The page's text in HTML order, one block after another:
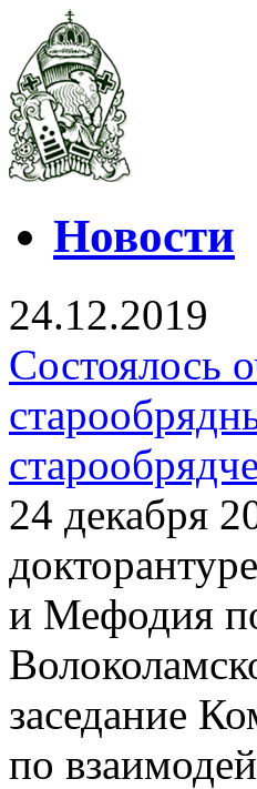
Новости
24.12.2019
Состоялось
24 декабря
и Мефодия
заседание
по